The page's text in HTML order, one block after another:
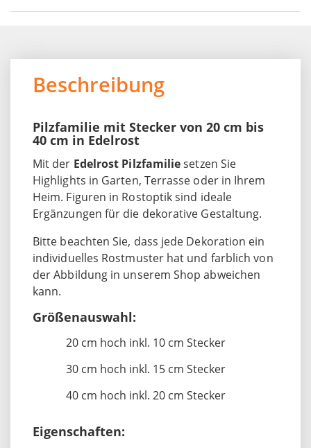
Beschreibung
Pilzfamilie mit Stecker von 20 cm bis
40 cm in Edelrost
Mit der Edelrost Pilzfamiliesetzen Sie
Highlights in Garten, Terrasse oder in Ihrem
Heim. Figuren in Rostoptik sind ideale
Ergänzungen für die dekorative Gestaltung.
Bitte beachten Sie, dass jede Dekoration ein
individuelles Rostmuster hat und farblich von
der Abbildung in unserem Shop abweichen
kann.
Größenauswahl:
20 cm hoch inkl. 10 cm Stecker
30 cm hoch inkl. 15 cm Stecker
40 cm hoch inkl. 20 cm Stecker
Eigenschaften: